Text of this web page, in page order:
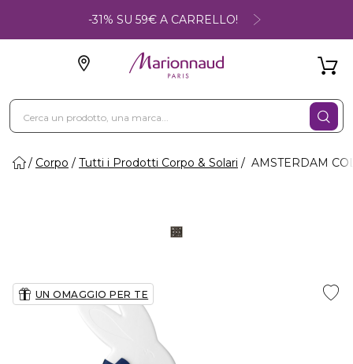
-31% SU 59€ A CARRELLO!
Corpo Tutti i Prodotti Corpo & Solari AMSTERDAM
UN OMAGGIO PER TE